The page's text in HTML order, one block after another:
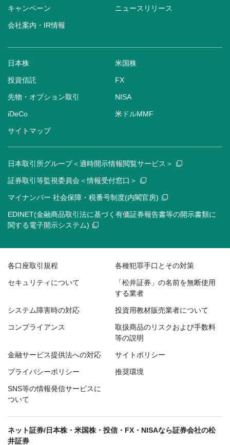
キャンペーン ニュースリリース
会社案内・IR情報
日本株 米国株
投資信託 FX
先物・オプション取引 NISA
iDeCo 米ドルMMF
サイトマップ
日本取引所グループ＜適時開示情報閲覧サービス＞
証券取引等監視委員会＜情報受付窓口＞
マイナンバー 社会保障・税番号制度(内閣官房)
EDINET(金融商品取引法に基づく有価証券報告書等の開示書類に
関する電子開示システム)
各口座取引規程 各種犯罪手口とその対策
セキュリティについて
「松井証券」の名前を無断使用
する業者
システム障害時の対応 投資用教材販売業者について
コンプライアンス
取扱商品のリスクおよび手数料
等の説明
金融サービス提供法への対応 サイトポリシー
プライバシーポリシー 推奨環境
SNS等の情報発信サービスに
ついて
ネット証券/日本株・米国株・投信・FX・NISAなら証券会社の松
井証券